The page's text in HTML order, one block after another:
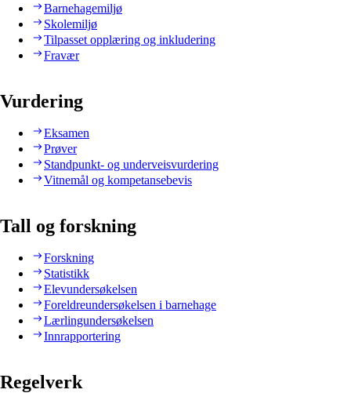
Barnehagemiljø
Skolemiljø
Tilpasset opplæring og inkludering
Fravær
Vurdering
Eksamen
Prøver
Standpunkt- og underveisvurdering
Vitnemål og kompetansebevis
Tall og forskning
Forskning
Statistikk
Elevundersøkelsen
Foreldreundersøkelsen i barnehage
Lærlingundersøkelsen
Innrapportering
Regelverk